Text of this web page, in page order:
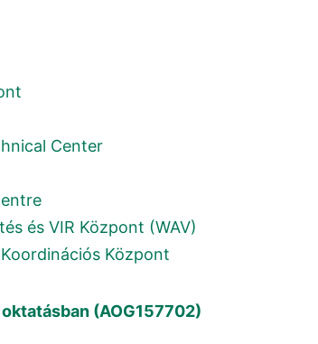
Center
és VIR Központ (WAV)
Központ
(AOG157702)